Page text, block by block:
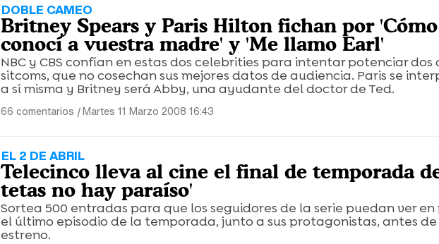
DOBLE CAMEO
Britney Spears y Paris Hilton fichan por 'Cómo
conocí a vuestra madre' y 'Me llamo Earl'
NBC y CBS confían en estas dos celebrities para intentar potenciar dos
sitcoms, que no cosechan sus mejores datos de audiencia. Paris se
a sí misma y Britney será Abby, una ayudante del doctor de Ted.
66 comentarios |Martes 11 Marzo 2008 16:43
EL 2 DE ABRIL
Telecinco lleva al cine el final de temporada
tetas no hay paraíso'
Sortea 500 entradas para que los seguidores de la serie puedan ver en
el último episodio de la temporada, junto a sus protagonistas, antes de
estreno.